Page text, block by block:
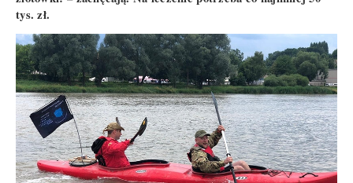
tys. zł.